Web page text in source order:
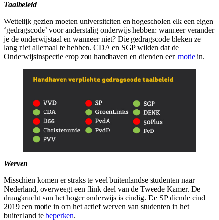
Taalbeleid
Wettelijk gezien moeten universiteiten en hogescholen elk een eigen
‘gedragscode’ voor anderstalig onderwijs hebben: wanneer verander
je de onderwijstaal en wanneer niet? Die gedragscode bleken ze
lang niet allemaal te hebben. CDA en SGP wilden dat de
Onderwijsinspectie erop zou handhaven en dienden een motie in.
Werven
Misschien komen er straks te veel buitenlandse studenten naar
Nederland, overweegt een flink deel van de Tweede Kamer. De
draagkracht van het hoger onderwijs is eindig. De SP diende eind
2019 een motie in om het actief werven van studenten in het
buitenland te beperken.